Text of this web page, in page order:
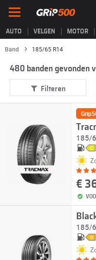
AUTO VELGEN MOTOR
Band 185/65 R14
480 banden gevonden
Filteren
185/
C
€
185/
D